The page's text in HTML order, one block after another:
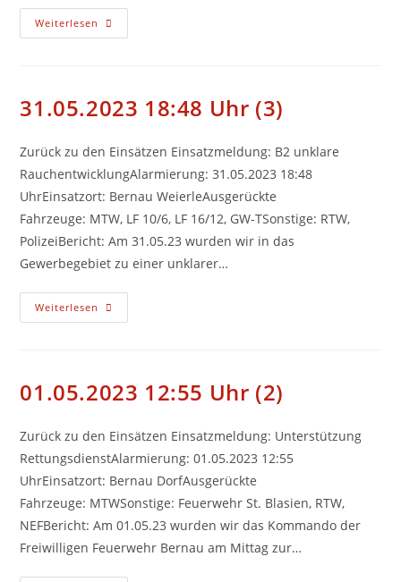
Weiterlesen 22.06.2023
20:00
31.05.2023 18:48 Uhr (3)
Zurück zu den Einsätzen Einsatzmeldung: B2 unklare
RauchentwicklungAlarmierung: 31.05.2023 18:48
UhrEinsatzort: Bernau WeierleAusgerückte
Fahrzeuge: MTW, LF 10/6, LF 16/12, GW-TSonstige: RTW,
PolizeiBericht: Am 31.05.23 wurden wir in das
Gewerbegebiet zu einer unklarer…
Weiterlesen 31.05.2023
18:48
01.05.2023 12:55 Uhr (2)
Zurück zu den Einsätzen Einsatzmeldung: Unterstützung
RettungsdienstAlarmierung: 01.05.2023 12:55
UhrEinsatzort: Bernau DorfAusgerückte
Fahrzeuge: MTWSonstige: Feuerwehr St. Blasien, RTW,
NEFBericht: Am 01.05.23 wurden wir das Kommando der
Freiwilligen Feuerwehr Bernau am Mittag zur…